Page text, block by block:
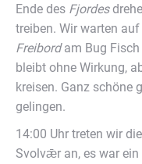
Ende des Fjordes
treiben. Wir warten
Freibordam Bug Fisch
bleibt ohne Wirkung,
kreisen. Ganz schöne
gelingen.
14:00 Uhr treten wir
Svolvǣr an, es war